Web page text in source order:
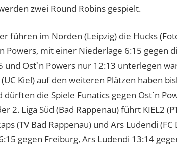
zwei Round Robins gespielt.
führen im Norden (Leipzig) die Hucks
Powers, mit einer Niederlage 6:15 gegen
und Ost`n Powers nur 12:13 unterlegen
Kiel) auf den weiteren Plätzen haben
die Spiele Funatics gegen Ost`n
2. Liga Süd (Bad Rappenau) führt KIEL2
(TV Bad Rappenau) und Ars Ludendi
gegen Freiburg, Ars Ludendi 13:14